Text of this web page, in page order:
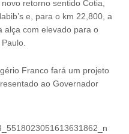
retorno sentido Cotia,
e, para o km 22,800, a
alça com elevado para o
Franco fará um projeto
ao Governador